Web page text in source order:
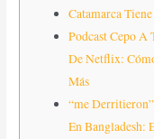
Catamarca
Podcast Cepo A
De Netflix:
Más
“me
En Bangladesh: